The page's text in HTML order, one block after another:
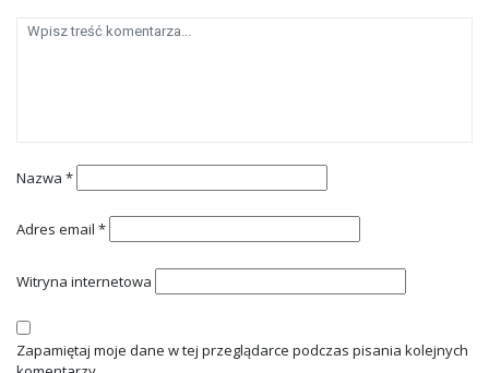
Nazwa *
Adres email *
Witryna internetowa
Zapamiętaj moje dane w tej przeglądarce podczas pisania kolejnych